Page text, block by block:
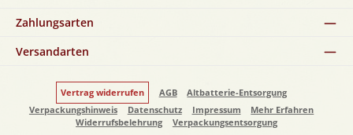
Zahlungsarten
Versandarten
Vertrag widerrufen AGB
Altbatterie-Entsorgung
Verpackungshinweis
Datenschutz Impressum
Mehr Erfahren
Widerrufsbelehrung
Verpackungsentsorgung